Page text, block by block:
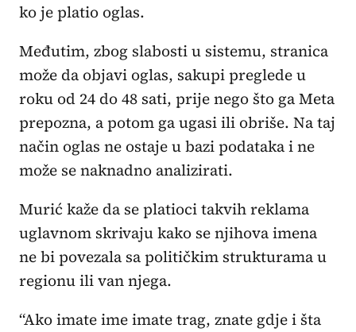
ko je platio oglas.
Međutim, zbog slabosti u sistemu, stranica
može da objavi oglas, sakupi preglede u
roku od 24 do 48 sati, prije nego što ga Meta
prepozna, a potom ga ugasi ili obriše. Na taj
način oglas ne ostaje u bazi podataka i ne
može se naknadno analizirati.
Murić kaže da se platioci takvih reklama
uglavnom skrivaju kako se njihova imena
ne bi povezala sa političkim strukturama u
regionu ili van njega.
“Ako imate ime imate trag, znate gdje i šta